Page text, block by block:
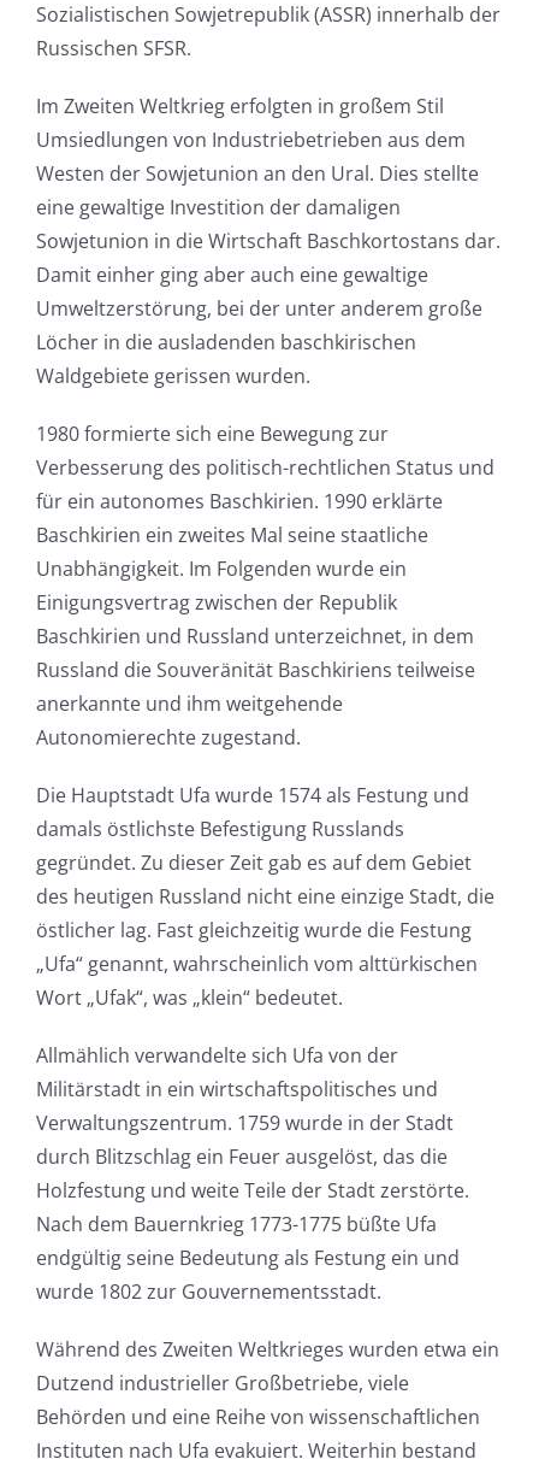
Sozialistischen Sowjetrepublik (ASSR) innerhalb der
Russischen SFSR.
Im Zweiten Weltkrieg erfolgten in großem Stil
Umsiedlungen von Industriebetrieben aus dem
Westen der Sowjetunion an den Ural. Dies stellte
eine gewaltige Investition der damaligen
Sowjetunion in die Wirtschaft Baschkortostans dar.
Damit einher ging aber auch eine gewaltige
Umweltzerstörung, bei der unter anderem große
Löcher in die ausladenden baschkirischen
Waldgebiete gerissen wurden.
1980 formierte sich eine Bewegung zur
Verbesserung des politisch-rechtlichen Status und
für ein autonomes Baschkirien. 1990 erklärte
Baschkirien ein zweites Mal seine staatliche
Unabhängigkeit. Im Folgenden wurde ein
Einigungsvertrag zwischen der Republik
Baschkirien und Russland unterzeichnet, in dem
Russland die Souveränität Baschkiriens teilweise
anerkannte und ihm weitgehende
Autonomierechte zugestand.
Die Hauptstadt Ufa wurde 1574 als Festung und
damals östlichste Befestigung Russlands
gegründet. Zu dieser Zeit gab es auf dem Gebiet
des heutigen Russland nicht eine einzige Stadt, die
östlicher lag. Fast gleichzeitig wurde die Festung
„Ufa“ genannt, wahrscheinlich vom alttürkischen
Wort „Ufak“, was „klein“ bedeutet.
Allmählich verwandelte sich Ufa von der
Militärstadt in ein wirtschaftspolitisches und
Verwaltungszentrum. 1759 wurde in der Stadt
durch Blitzschlag ein Feuer ausgelöst, das die
Holzfestung und weite Teile der Stadt zerstörte.
Nach dem Bauernkrieg 1773-1775 büßte Ufa
endgültig seine Bedeutung als Festung ein und
wurde 1802 zur Gouvernementsstadt.
Während des Zweiten Weltkrieges wurden etwa ein
Dutzend industrieller Großbetriebe, viele
Behörden und eine Reihe von wissenschaftlichen
Instituten nach Ufa evakuiert. Weiterhin bestand